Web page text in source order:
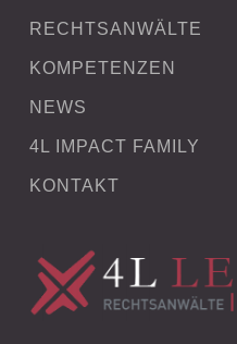
RECHTSANWÄLTE
KOMPETENZEN
NEWS
4L IMPACT FAMILY
KONTAKT